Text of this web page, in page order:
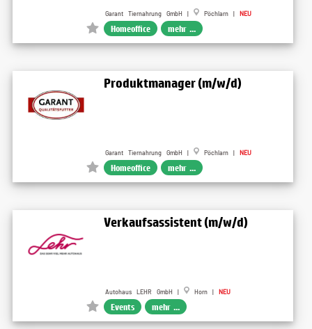
Garant Tiernahrung GmbH | Pöchlarn | NEU
Homeoffice mehr ...
Produktmanager (m/w/d)
Garant Tiernahrung GmbH | Pöchlarn | NEU
Homeoffice mehr ...
Verkaufsassistent (m/w/d)
Autohaus LEHR GmbH | Horn | NEU
Events mehr ...